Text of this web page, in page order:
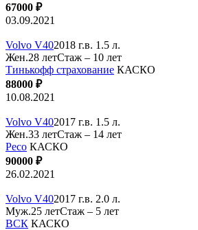
67000 ₽
03.09.2021
Volvo V402018 г.в. 1.5 л.
Жен.28 летСтаж – 10 лет
Тинькофф страхование КАСКО
88000 ₽
10.08.2021
Volvo V402017 г.в. 1.5 л.
Жен.33 летСтаж – 14 лет
Ресо КАСКО
90000 ₽
26.02.2021
Volvo V402017 г.в. 2.0 л.
Муж.25 летСтаж – 5 лет
ВСК КАСКО